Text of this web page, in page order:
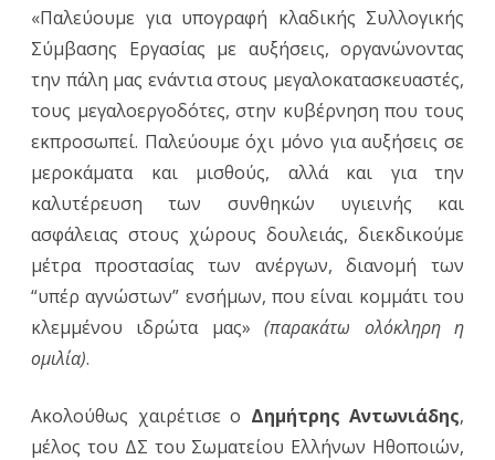
«Παλεύουμε για υπογραφή κλαδικής Συλλογικής
Σύμβασης Εργασίας με αυξήσεις, οργανώνοντας
την πάλη μας ενάντια στους μεγαλοκατασκευαστές,
τους μεγαλοεργοδότες, στην κυβέρνηση που τους
εκπροσωπεί. Παλεύουμε όχι μόνο για αυξήσεις σε
μεροκάματα και μισθούς, αλλά και για την
καλυτέρευση των συνθηκών υγιεινής και
ασφάλειας στους χώρους δουλειάς, διεκδικούμε
μέτρα προστασίας των ανέργων, διανομή των
“υπέρ αγνώστων” ενσήμων, που είναι κομμάτι του
κλεμμένου ιδρώτα μας»(παρακάτω ολόκληρη η
ομιλία).
Ακολούθως χαιρέτισε ο Δημήτρης Αντωνιάδης,
μέλος του ΔΣ του Σωματείου Ελλήνων Ηθοποιών,